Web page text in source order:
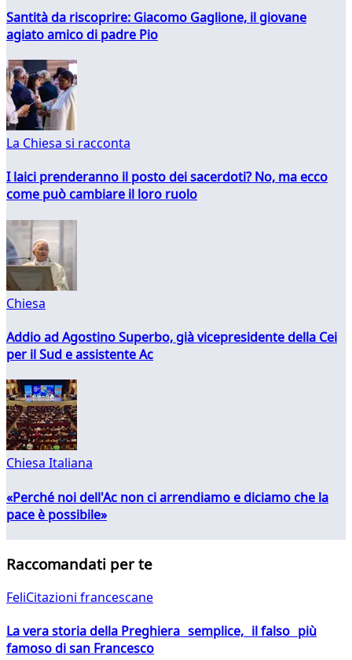
Santità da riscoprire: Giacomo Gaglione, il giovane
agiato amico di padre Pio
La Chiesa si racconta
I laici prenderanno il posto dei sacerdoti? No, ma ecco
come può cambiare il loro ruolo
Chiesa
Addio ad Agostino Superbo, già vicepresidente della Cei
per il Sud e assistente Ac
Chiesa Italiana
«Perché noi dell'Ac non ci arrendiamo e diciamo che la
pace è possibile»
Raccomandati per te
FeliCitazioni francescane
La vera storia della Preghiera semplice, il falso più
famoso di san Francesco